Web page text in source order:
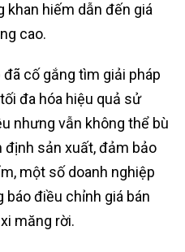
khan hiếm dẫn đến giá
cao.
cố gắng tìm giải pháp
đa hóa hiệu quả sử
nhưng vẫn không thể bù
định sản xuất, đảm bảo
một số doanh nghiệp
điều chỉnh giá bán
măng rời.